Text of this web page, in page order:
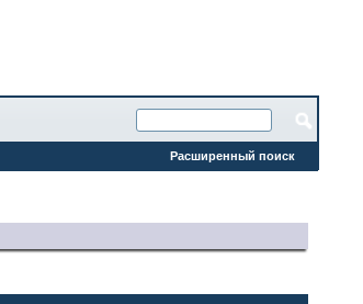
Расширенный поиск